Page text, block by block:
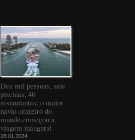
Dez mil pessoas, sete
piscinas, 40
restaurantes: o maior
navio cruzeiro do
mundo começou a
viagem inaugural
28.01.2024